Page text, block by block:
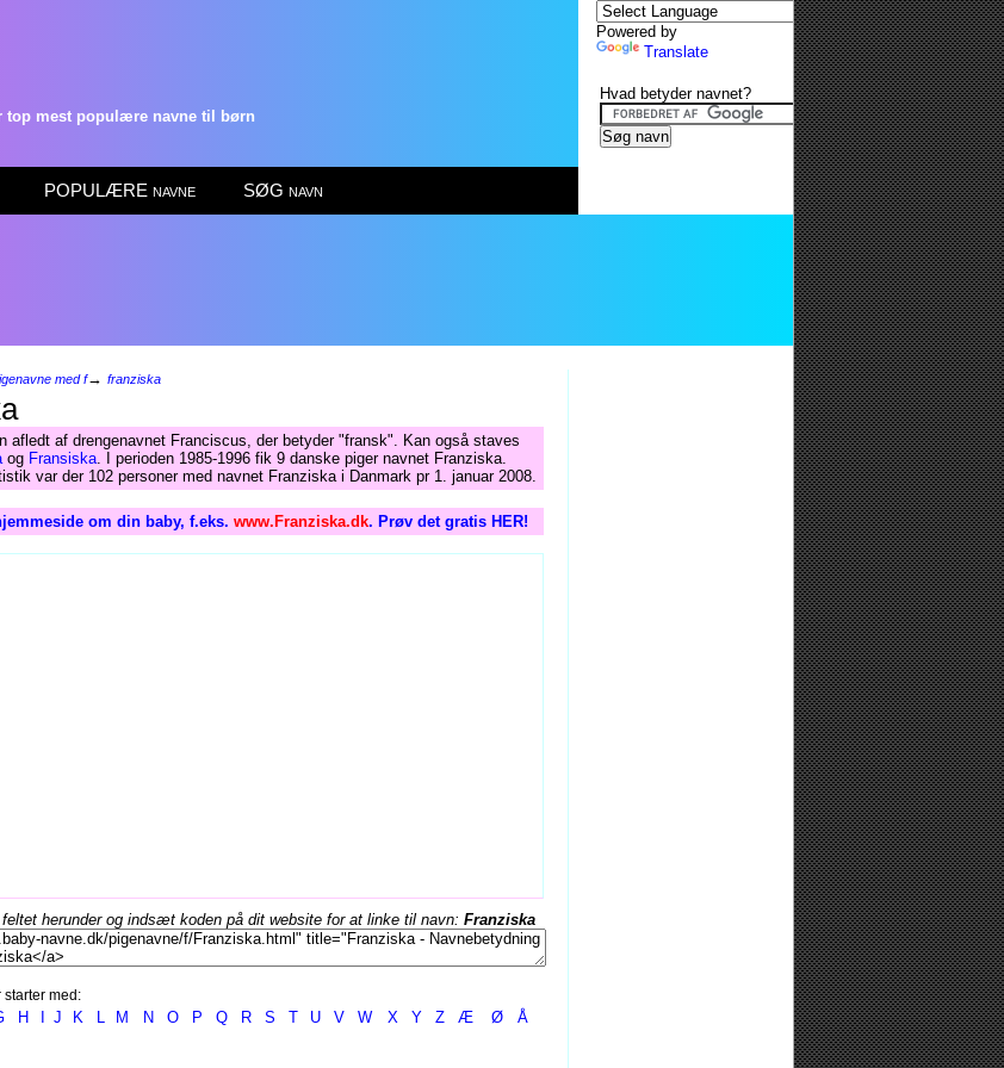
top mest populære navne til børn
POPULÆRE navne SØG navn
med f→ franziska
afledt af drengenavnet Franciscus, der betyder "fransk". Kan også staves
og Fransiska. I perioden 1985-1996 fik 9 danske piger navnet Franziska.
var der 102 personer med navnet Franziska i Danmark pr 1. januar 2008.
om din baby, f.eks. www.Franziska.dk. Prøv det gratis HER!
herunder og indsæt koden på dit website for at linke til navn: Franziska
starter med:
H J K L M N O P Q R S T U V W X Y Z Æ Ø Å
Powered by
Translate
Hvad betyder navnet?